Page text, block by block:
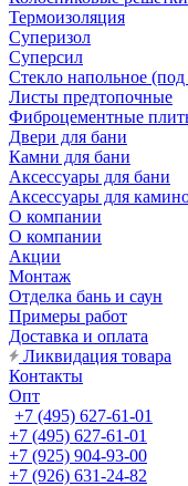
Термоизоляция
Суперизол
Суперсил
Стекло напольное (под
Листы предтопочные
Фиброцементные
Двери для бани
Камни для бани
Аксессуары для бани
Аксессуары для
О компании
О компании
Акции
Монтаж
Отделка бань и саун
Примеры работ
Доставка и оплата
Ликвидация товара
Контакты
Опт
+7 (495) 627-61-01
+7 (495) 627-61-01
+7 (925) 904-93-00
+7 (926) 631-24-82